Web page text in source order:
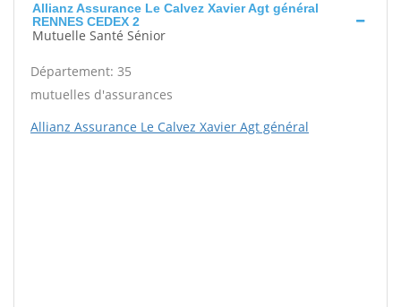
Allianz Assurance Le Calvez Xavier Agt général
RENNES CEDEX 2
Mutuelle Santé Sénior
Département: 35
mutuelles d'assurances
Allianz Assurance Le Calvez Xavier Agt général